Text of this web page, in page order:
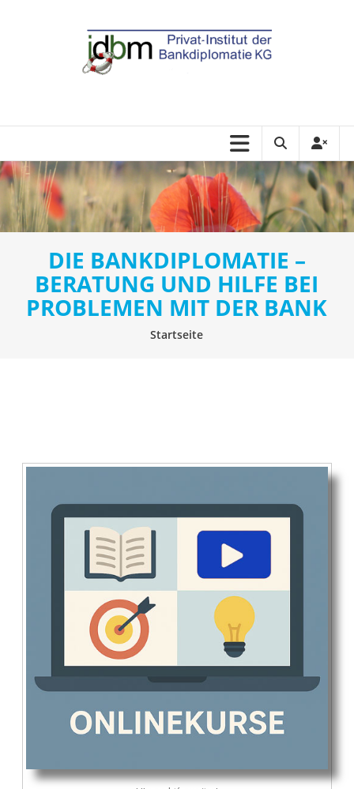
DIE BANKDIPLOMATIE –
BERATUNG UND HILFE BEI
PROBLEMEN MIT DER BANK
Startseite